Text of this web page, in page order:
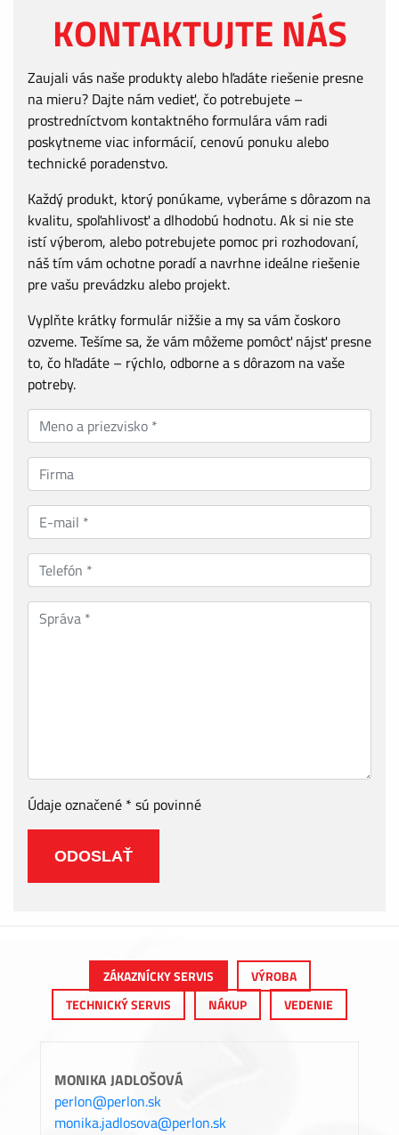
KONTAKTUJTE NÁS
Zaujali vás naše produkty alebo hľadáte riešenie presne
na mieru? Dajte nám vedieť, čo potrebujete –
prostredníctvom kontaktného formulára vám radi
poskytneme viac informácií, cenovú ponuku alebo
technické poradenstvo.
Každý produkt, ktorý ponúkame, vyberáme s dôrazom na
kvalitu, spoľahlivosť a dlhodobú hodnotu. Ak si nie ste
istí výberom, alebo potrebujete pomoc pri rozhodovaní,
náš tím vám ochotne poradí a navrhne ideálne riešenie
pre vašu prevádzku alebo projekt.
Vyplňte krátky formulár nižšie a my sa vám čoskoro
ozveme. Tešíme sa, že vám môžeme pomôcť nájsť presne
to, čo hľadáte – rýchlo, odborne a s dôrazom na vaše
potreby.
Údaje označené * sú povinné
ODOSLAŤ
ZÁKAZNÍCKY SERVIS
VÝROBA
TECHNICKÝ SERVIS
NÁKUP VEDENIE
MONIKA JADLOŠOVÁ
perlon@perlon.sk
monika.jadlosova@perlon.sk